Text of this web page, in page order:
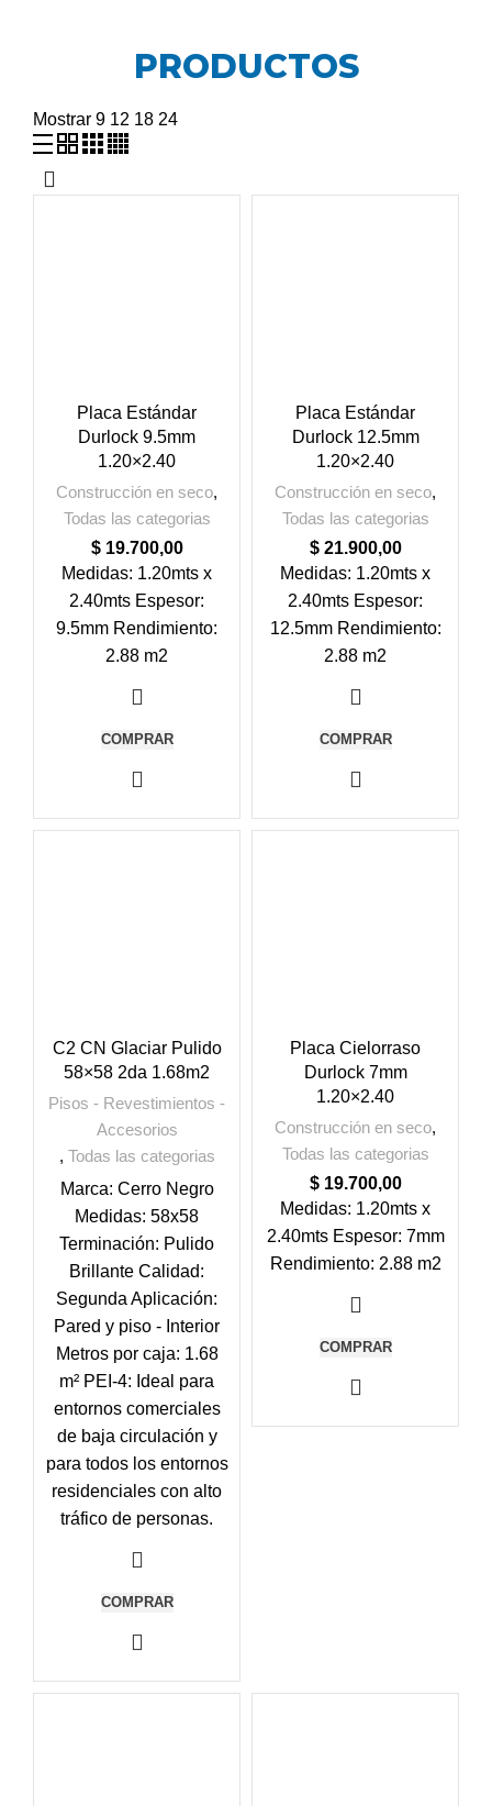
PRODUCTOS
Mostrar 9 12 18 24
Placa Estándar
Durlock 9.5mm
1.20×2.40
Construcción en seco,
Todas las categorias
$19.700,00
Medidas: 1.20mts x
2.40mts Espesor:
9.5mm Rendimiento:
2.88 m2
COMPRAR
Placa Estándar
Durlock 12.5mm
1.20×2.40
Construcción en seco,
Todas las categorias
$21.900,00
Medidas: 1.20mts x
2.40mts Espesor:
12.5mm Rendimiento:
2.88 m2
COMPRAR
C2 CN Glaciar Pulido
58×58 2da 1.68m2
Pisos - Revestimientos -
Accesorios
, Todas las categorias
Marca: Cerro Negro
Medidas: 58x58
Terminación: Pulido
Brillante Calidad:
Segunda Aplicación:
Pared y piso - Interior
Metros por caja: 1.68
m² PEI-4: Ideal para
entornos comerciales
de baja circulación y
para todos los entornos
residenciales con alto
tráfico de personas.
COMPRAR
Placa Cielorraso
Durlock 7mm
1.20×2.40
Construcción en seco,
Todas las categorias
$19.700,00
Medidas: 1.20mts x
2.40mts Espesor: 7mm
Rendimiento: 2.88 m2
COMPRAR